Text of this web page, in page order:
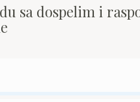
sa dospelim i